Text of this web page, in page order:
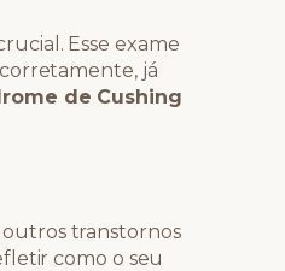
Esse exame
já
de Cushing
outros transtornos
como o seu